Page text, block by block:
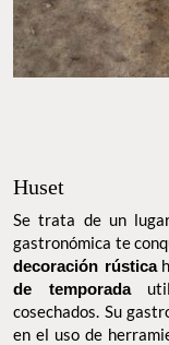
Huset
Se trata de un
gastronómica te
decoración rústica
temporadautiliza
Su gastronomía
herramientas y